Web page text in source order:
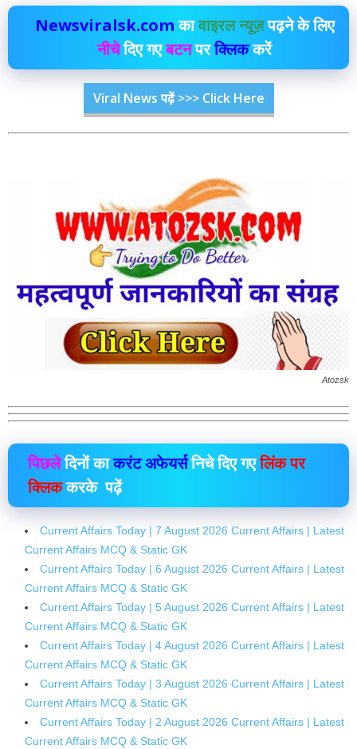
Newsviralsk.comकावाइरल न्यूज़पढ़ने के लिए
नीचेदिए गएबटनपरक्लिककरें
Viral News पढ़ें >>> Click Here
Atozsk
पिछलेदिनों काकरंट अफेयर्सनिचे दिए गएलिंक पर
क्लिककरके पढ़ें
Current Affairs Today | 7 August 2026 Current Affairs | Latest
Current Affairs MCQ & Static GK
Current Affairs Today | 6 August 2026 Current Affairs | Latest
Current Affairs MCQ & Static GK
Current Affairs Today | 5 August 2026 Current Affairs | Latest
Current Affairs MCQ & Static GK
Current Affairs Today | 4 August 2026 Current Affairs | Latest
Current Affairs MCQ & Static GK
Current Affairs Today | 3 August 2026 Current Affairs | Latest
Current Affairs MCQ & Static GK
Current Affairs Today | 2 August 2026 Current Affairs | Latest
Current Affairs MCQ & Static GK